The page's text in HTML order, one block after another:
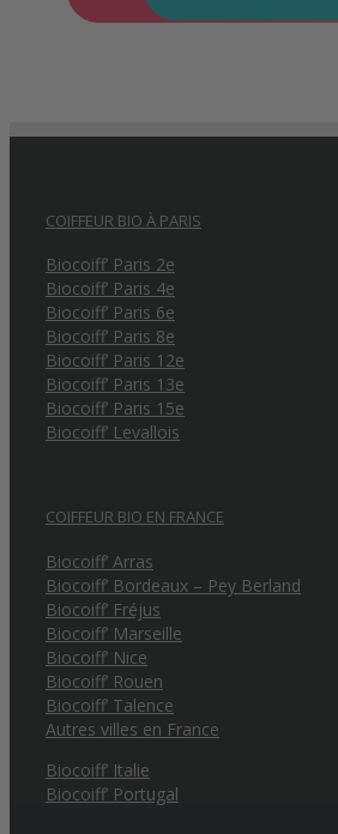
COIFFEUR BIO À PARIS
Biocoiff’ Paris 2e
Biocoiff’ Paris 4e
Biocoiff’ Paris 6e
Biocoiff’ Paris 8e
Biocoiff’ Paris 12e
Biocoiff’ Paris 13e
Biocoiff’ Paris 15e
Biocoiff’ Levallois
COIFFEUR BIO EN FRANCE
Biocoiff’ Arras
Biocoiff’ Bordeaux – Pey Berland
Biocoiff’ Fréjus
Biocoiff’ Marseille
Biocoiff’ Nice
Biocoiff’ Rouen
Biocoiff’ Talence
Autres villes en France
Biocoiff’ Italie
Biocoiff’ Portugal